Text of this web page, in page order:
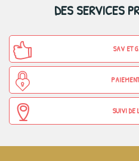
DES SERVICES
SAV ET
SUIVI DE